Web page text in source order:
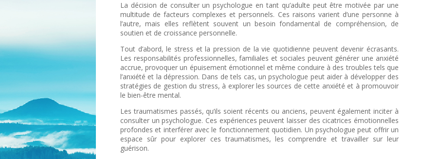
La décision de consulter un psychologue en tant qu’adulte peut être motivée par une
multitude de facteurs complexes et personnels. Ces raisons varient d’une personne à
l’autre, mais elles reflètent souvent un besoin fondamental de compréhension, de
soutien et de croissance personnelle.
Tout d’abord, le stress et la pression de la vie quotidienne peuvent devenir écrasants.
Les responsabilités professionnelles, familiales et sociales peuvent générer une anxiété
accrue, provoquer un épuisement émotionnel et même conduire à des troubles tels que
l’anxiété et la dépression. Dans de tels cas, un psychologue peut aider à développer des
stratégies de gestion du stress, à explorer les sources de cette anxiété et à promouvoir
le bien-être mental.
Les traumatismes passés, qu’ils soient récents ou anciens, peuvent également inciter à
consulter un psychologue. Ces expériences peuvent laisser des cicatrices émotionnelles
profondes et interférer avec le fonctionnement quotidien. Un psychologue peut offrir un
espace sûr pour explorer ces traumatismes, les comprendre et travailler sur leur
guérison.